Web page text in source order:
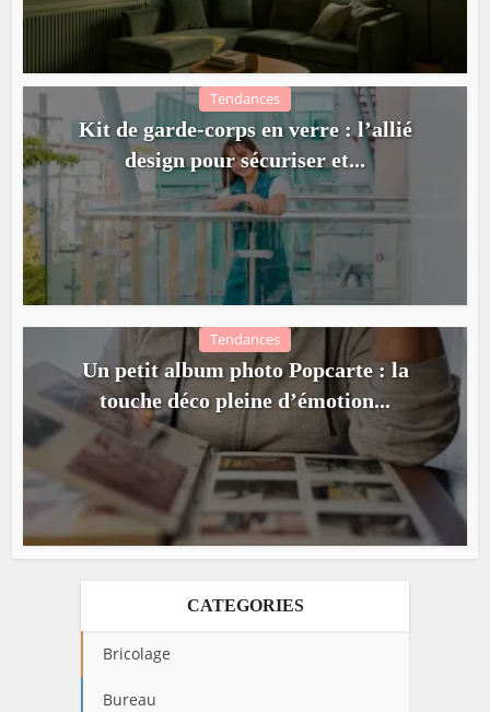
Tendances
Kit de garde-corps en verre : l’allié
design pour sécuriser et...
Tendances
Un petit album photo Popcarte : la
touche déco pleine d’émotion...
CATEGORIES
Bricolage
Bureau